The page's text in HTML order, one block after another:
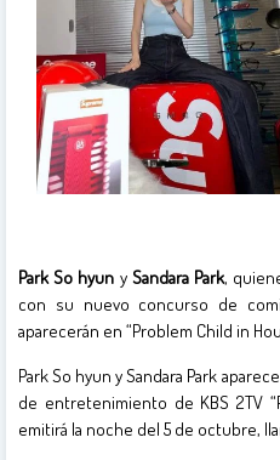
Park So hyun y Sandara Park,
con su nuevo concurso de
aparecerán en “Problem Child in
Park So hyun y Sandara Park
de entretenimiento de KBS 2TV
emitirá la noche del 5 de octubre,